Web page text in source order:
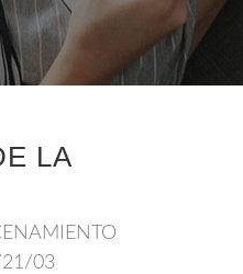
LA
21/03